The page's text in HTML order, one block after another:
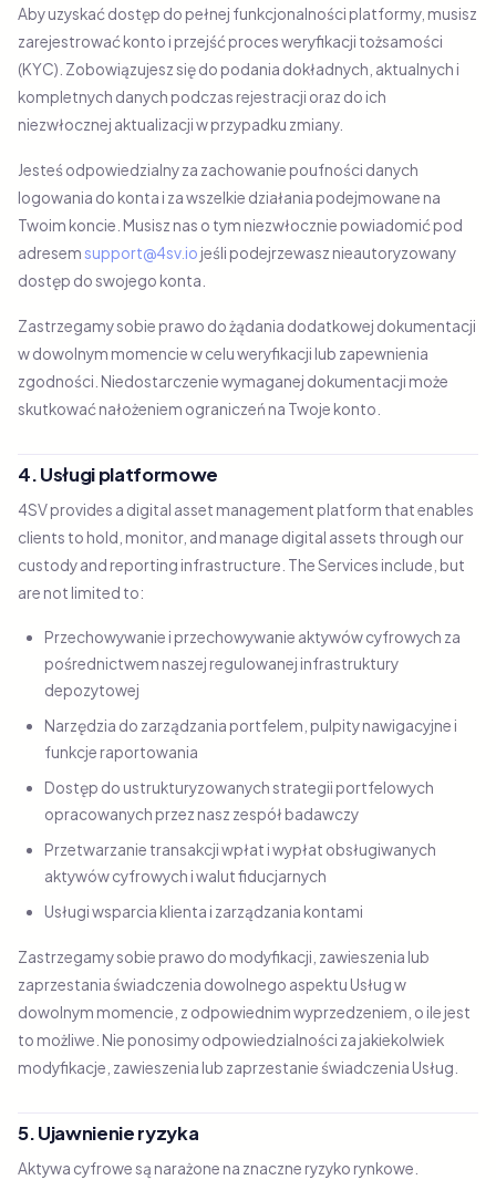
Aby uzyskać dostęp do pełnej funkcjonalności platformy, musisz
zarejestrować konto i przejść proces weryfikacji tożsamości
(KYC). Zobowiązujesz się do podania dokładnych, aktualnych i
kompletnych danych podczas rejestracji oraz do ich
niezwłocznej aktualizacji w przypadku zmiany.
Jesteś odpowiedzialny za zachowanie poufności danych
logowania do konta i za wszelkie działania podejmowane na
Twoim koncie. Musisz nas o tym niezwłocznie powiadomić pod
adresem support@4sv.io jeśli podejrzewasz nieautoryzowany
dostęp do swojego konta.
Zastrzegamy sobie prawo do żądania dodatkowej dokumentacji
w dowolnym momencie w celu weryfikacji lub zapewnienia
zgodności. Niedostarczenie wymaganej dokumentacji może
skutkować nałożeniem ograniczeń na Twoje konto.
4. Usługi platformowe
4SV provides a digital asset management platform that enables
clients to hold, monitor, and manage digital assets through our
custody and reporting infrastructure. The Services include, but
are not limited to:
Przechowywanie i przechowywanie aktywów cyfrowych za
pośrednictwem naszej regulowanej infrastruktury
depozytowej
Narzędzia do zarządzania portfelem, pulpity nawigacyjne i
funkcje raportowania
Dostęp do ustrukturyzowanych strategii portfelowych
opracowanych przez nasz zespół badawczy
Przetwarzanie transakcji wpłat i wypłat obsługiwanych
aktywów cyfrowych i walut fiducjarnych
Usługi wsparcia klienta i zarządzania kontami
Zastrzegamy sobie prawo do modyfikacji, zawieszenia lub
zaprzestania świadczenia dowolnego aspektu Usług w
dowolnym momencie, z odpowiednim wyprzedzeniem, o ile jest
to możliwe. Nie ponosimy odpowiedzialności za jakiekolwiek
modyfikacje, zawieszenia lub zaprzestanie świadczenia Usług.
5. Ujawnienie ryzyka
Aktywa cyfrowe są narażone na znaczne ryzyko rynkowe.